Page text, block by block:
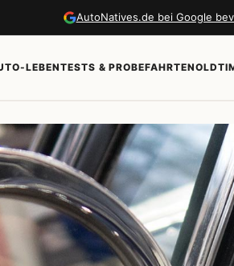
AutoNatives.de bei Google
LEBENTESTS & PROBEFAHRTEN